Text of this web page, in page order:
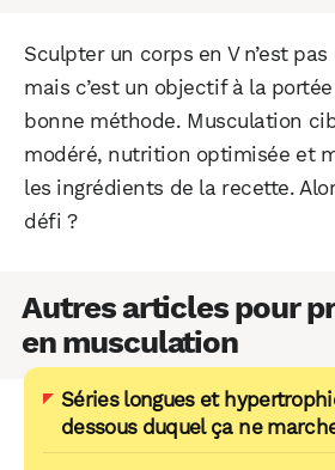
Sculpter un corps en V n’est
mais c’est un objectif à la
bonne méthode. Musculation
modéré, nutrition optimisée et
les ingrédients de la recette.
défi ?
Autres articles pour
en musculation
Séries longues et
dessous duquel ça ne